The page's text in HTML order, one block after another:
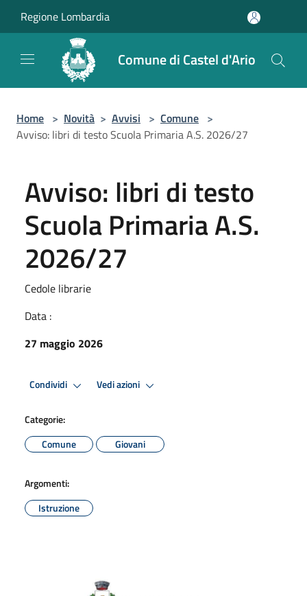
Regione Lombardia
Comune di Castel d'Ario
Home > Novità > Avvisi > Comune >
Avviso: libri di testo Scuola Primaria A.S. 2026/27
Avviso: libri di testo
Scuola Primaria A.S.
2026/27
Cedole librarie
Data :
27 maggio 2026
Condividi Vedi azioni
Categorie:
Comune
Giovani
Argomenti:
Istruzione